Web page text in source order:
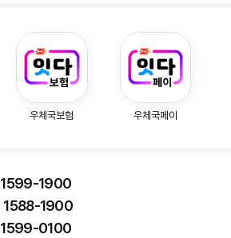
우체국보험 우체국페이
1599-1900
1588-1900
1599-0100